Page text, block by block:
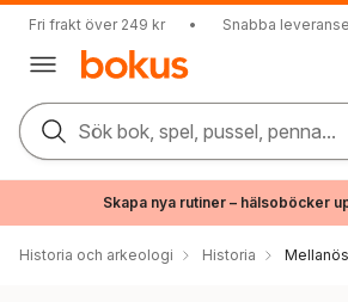
Fri frakt över 249 kr • Snabba
Sök bok, spel, pussel, penna...
Skapa nya rutiner – hälsoböcker
Historia och arkeologi Historia